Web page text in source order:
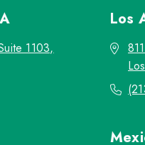
1103,
Los